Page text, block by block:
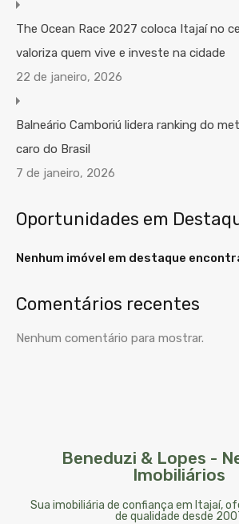
The Ocean Race 2027 coloca Itajaí no
valoriza quem vive e investe na cidade
22 de janeiro, 2026
Balneário Camboriú lidera ranking do
caro do Brasil
7 de janeiro, 2026
Oportunidades em
Nenhum imóvel em destaque
Comentários recentes
Nenhum comentário para mostrar.
Beneduzi & Lopes -
Imobiliários
Sua imobiliária de confiança em Itajaí,
de qualidade desde